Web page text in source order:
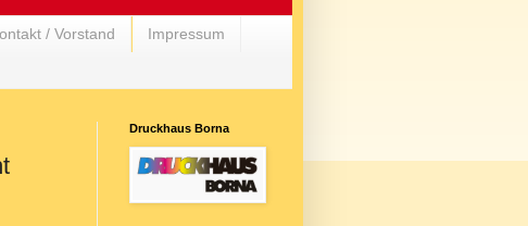
/ Vorstand Impressum
Druckhaus Borna